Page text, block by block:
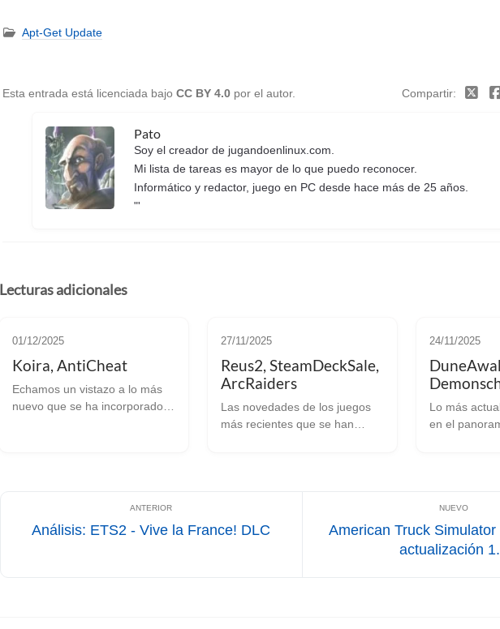
Apt-Get Update
Esta entrada está licenciada bajo CC BY 4.0 por el autor. Compartir
Pato
Soy el creador de jugandoenlinux.com.
Mi lista de tareas es mayor de lo que puedo reconocer.
Informático y redactor, juego en PC desde hace más de 25 años.
"'
Lecturas adicionales
01/12/2025
Koira, AntiCheat
Echamos un vistazo a lo más
nuevo que se ha incorporado al
27/11/2025
Reus2, SteamDeckSale,
ArcRaiders
Las novedades de los juegos
más recientes que se han
in...
24/11/2025
Lo más
en el
disposición
una prueba
Análisis: ETS2 - Vive la France! DLC
American Truck
actualización